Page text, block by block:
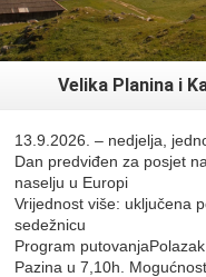
Velika Planina i
13.9.2026. – nedjelja,
Dan predviđen za posjet
naselju u Europi
Vrijednost više: uključena
sedežnicu
Program
Pazina u 7,10h.